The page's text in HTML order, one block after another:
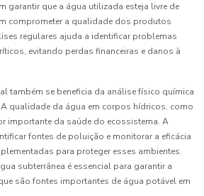
garantir que a água utilizada esteja livre de
comprometer a qualidade dos produtos
regulares ajuda a identificar problemas
evitando perdas financeiras e danos à
também se beneficia da análise físico química
qualidade da água em corpos hídricos, como
importante da saúde do ecossistema. A
fontes de poluição e monitorar a eficácia
para proteger esses ambientes.
subterrânea é essencial para garantir a
são fontes importantes de água potável em